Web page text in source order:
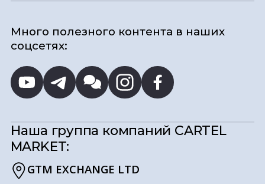
Много полезного контента в наших
соцсетях:
Наша группа компаний CARTEL
MARKET:
GTM EXCHANGE LTD